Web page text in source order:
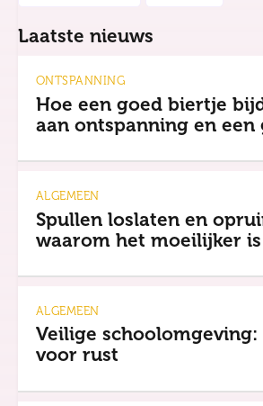
Laatste nieuws
ONTSPANNING
Hoe een goed biertje
aan ontspanning en een
ALGEMEEN
Spullen loslaten en
waarom het moeilijker
ALGEMEEN
Veilige schoolomgeving:
voor rust